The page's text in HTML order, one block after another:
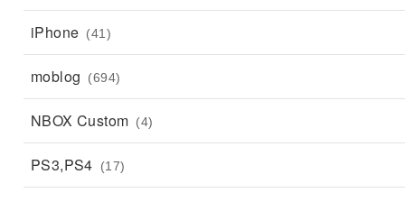
iPhone (41)
moblog (694)
NBOX Custom (4)
PS3,PS4 (17)